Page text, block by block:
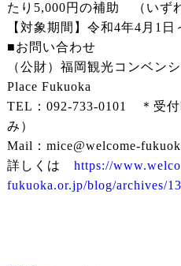
たり5,000円の補助 （いず
【対象期間】令和4年4月1日
■お問い合わせ
（公財）福岡観光コンベン
Place Fukuoka
TEL：092-733-0101 ＊受
み）
Mail：mice@welcome-
詳しくは https://
fukuoka.or.jp/blog/archives/